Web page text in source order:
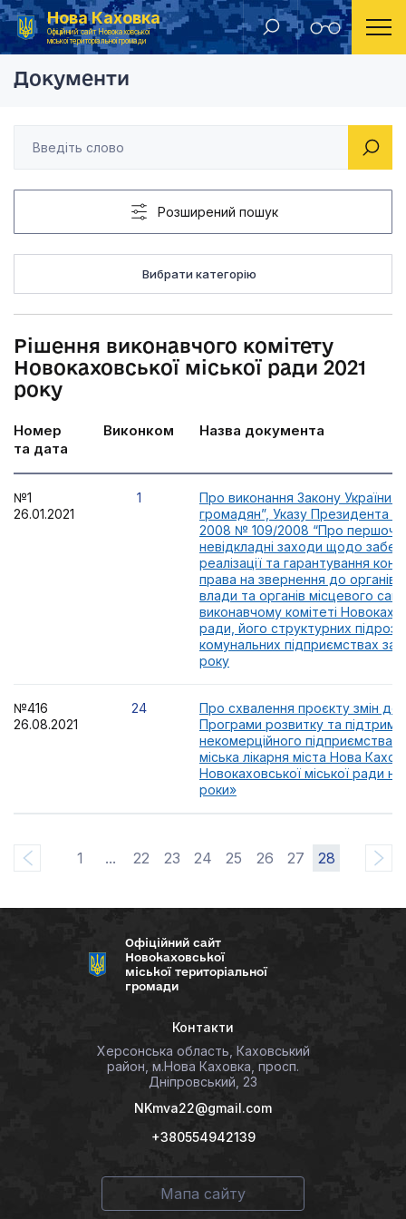
Нова Каховка
Офіційний сайт Новокаховської
міської територіальної громади
Головна Рішення виконавчого комітету Новокаховської
Документи
Розширений пошук
Вибрати категорію
Рішення виконавчого комітету
Новокаховської міської ради 2021
року
Номер
та дата
Виконком Назва документа
№1
26.01.2021
1
Про виконання Закону України
громадян”, Указу Президента
2008 № 109/2008 “Про
невідкладні заходи щодо
реалізації та гарантування
права на звернення до органів
влади та органів місцевого
виконавчому комітеті
ради, його структурних
комунальних підприємствах за
року
№416
26.08.2021
24
Про схвалення проєкту змін до
Програми розвитку та
некомерційного підприємства
міська лікарня міста Нова
Новокаховської міської ради
роки»
1 ... 22 23 24 25 26 27 28
Офіційний сайт
Новокаховської
міської територіальної
громади
Контакти
Херсонська область, Каховський
район, м.Нова Каховка, просп.
Дніпровський, 23
NKmva22@gmail.com
+380554942139
Мапа сайту